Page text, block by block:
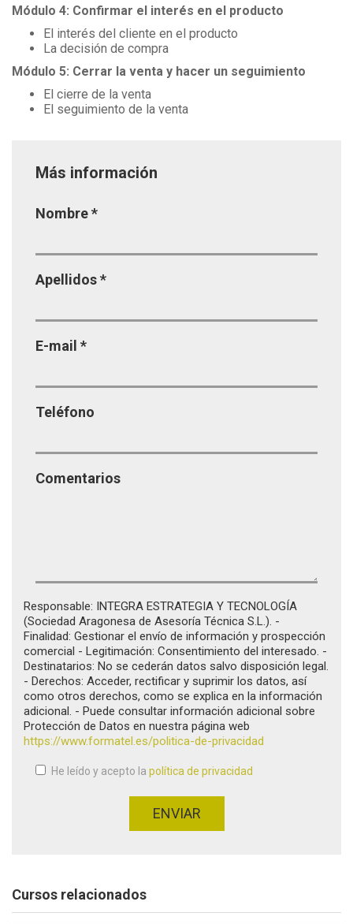
Módulo 4: Confirmar el interés en el producto
El interés del cliente en el producto
La decisión de compra
Módulo 5: Cerrar la venta y hacer un seguimiento
El cierre de la venta
El seguimiento de la venta
Más información
Nombre*
Apellidos*
E-mail *
Teléfono
Comentarios
Responsable: INTEGRA ESTRATEGIA Y TECNOLOGÍA
(Sociedad Aragonesa de Asesoría Técnica S.L.). -
Finalidad: Gestionar el envío de información y prospección
comercial - Legitimación: Consentimiento del interesado. -
Destinatarios: No se cederán datos salvo disposición legal.
- Derechos: Acceder, rectificar y suprimir los datos, así
como otros derechos, como se explica en la información
adicional. - Puede consultar información adicional sobre
Protección de Datos en nuestra página web
https://www.formatel.es/politica-de-privacidad
He leído y acepto la política de privacidad
Aceptación de condiciones*
ENVIAR
Cursos relacionados